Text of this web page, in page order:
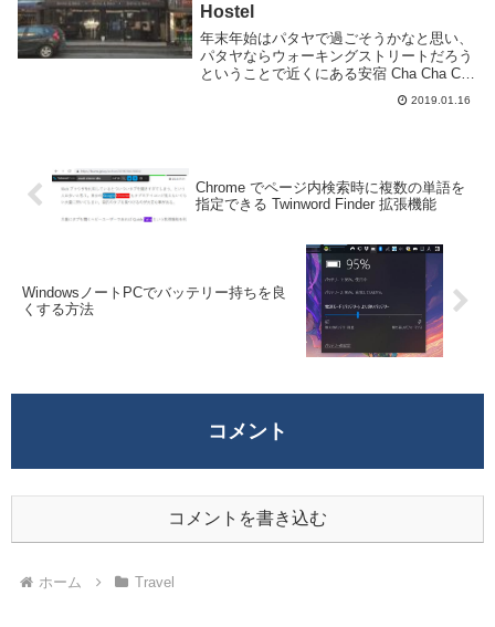
Hostel
年末年始はパタヤで過ごそうかなと思い、
パタヤならウォーキングストリートだろう
ということで近くにある安宿 Cha Cha Cha
Hostel に泊まる事にした。場所はセカンド
ロードの南側、ウォーキングストリートか
2019.01.16
Chrome でページ内検索時に複数の単語を
指定できる Twinword Finder 拡張機能
WindowsノートPCでバッテリー持ちを良
くする方法
コメント
コメントを書き込む
ホーム Travel